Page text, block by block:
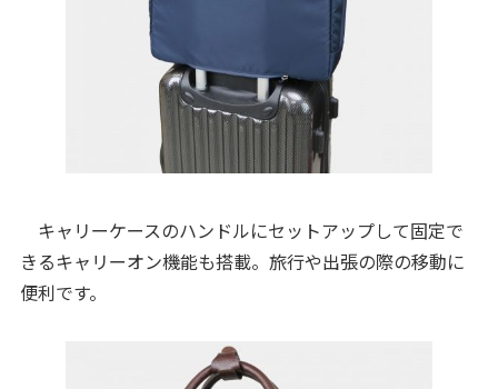
キャリーケースのハンドルにセットアップして固定で
きるキャリーオン機能も搭載。旅行や出張の際の移動に
便利です。